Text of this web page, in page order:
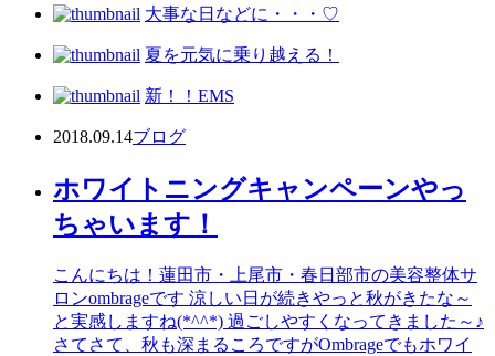
大事な日などに・・・♡
夏を元気に乗り越える！
新！！EMS
2018.09.14ブログ
ホワイトニングキャンペーンやっ
ちゃいます！
こんにちは！蓮田市・上尾市・春日部市の美容整体サ
ロンombrageです 涼しい日が続きやっと秋がきたな～
と実感しますね(*^^*) 過ごしやすくなってきました～♪
さてさて、秋も深まるころですがOmbrageでもホワイ